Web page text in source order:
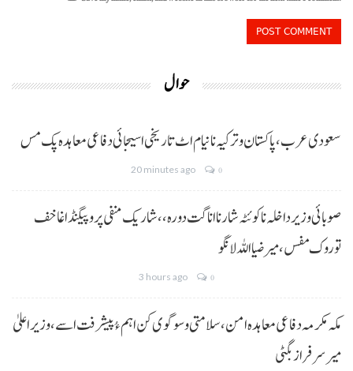
حوال
سعودی عرب، پاکستان و ترکیہ نا نیام اٹ تاریخی اسیجائی دفاعی معاہدہ پک مس
20 minutes ago 0
صوبائی وزیر داخلہ نا کوئٹہ شار نا اناگت دورہ،، شاریک منفی پروپیگنڈا غا خف
توروک مفس، میر ضیا اللہ لانگو
3 hours ago 0
مکہ مکرمہ دفاعی معاہدہ امن، سلامتی و سوگوی کن اہم ءُ پیشرفت اسے،وزیراعلیٰ
میر سرفراز بگٹی